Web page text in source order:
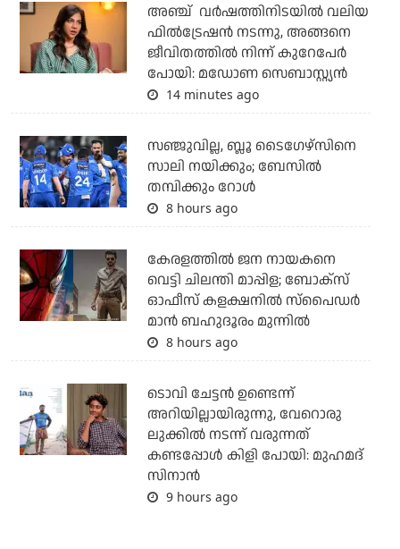
അഞ്ച് വർഷത്തിനിടയിൽ വലിയ
ഫിൽട്രേഷൻ നടന്നു, അങ്ങനെ
ജീവിതത്തിൽ നിന്ന് കുറേപേർ
പോയി: മഡോണ സെബാസ്റ്റ്യൻ
14 minutes ago
സഞ്ജുവില്ല, ബ്ലൂ ടൈഗേഴ്‌സിനെ
സാലി നയിക്കും; ബേസില്‍
തമ്പിക്കും റോള്‍
8 hours ago
കേരളത്തില്‍ ജന നായകനെ
വെട്ടി ചിലന്തി മാപ്പിള; ബോക്‌സ്
ഓഫീസ് കളക്ഷനില്‍ സ്‌പൈഡര്‍
മാന്‍ ബഹുദൂരം മുന്നില്‍
8 hours ago
ടൊവി ചേട്ടന്‍ ഉണ്ടെന്ന്
അറിയില്ലായിരുന്നു, വേറൊരു
ലുക്കില്‍ നടന്ന് വരുന്നത്
കണ്ടപ്പോള്‍ കിളി പോയി: മുഹമദ്
സിനാന്‍
9 hours ago